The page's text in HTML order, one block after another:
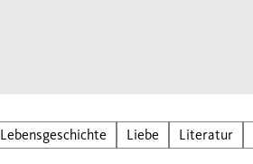
Lebensgeschichte Liebe Literatur